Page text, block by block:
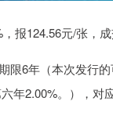
报124.56元/张，
限6年（本次发行
年2.00%。），
0.01%